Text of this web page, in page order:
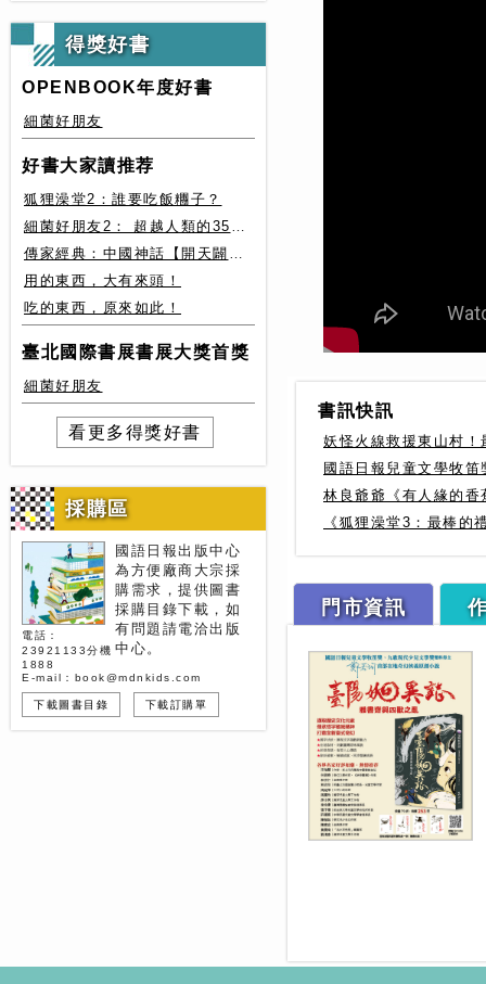
得獎好書
OPENBOOK年度好書
細菌好朋友
好書大家讀推荐
狐狸澡堂2：誰要吃飯糰子？
細菌好朋友2： 超越人類的35種細菌生存絕技
傳家經典：中國神話【開天闢地篇】盤古、女媧還有奇珍異獸
用的東西，大有來頭！
吃的東西，原來如此！
臺北國際書展書展大獎首獎
細菌好朋友
看更多得獎好書
採購區
國語日報出版中心
為方便廠商大宗採
購需求，提供圖書
採購目錄下載，如
有問題請電洽出版
中心。
電話：
23921133分機
1888
E-mail：book@mdnkids.com
下載圖書目錄 下載訂購單
書訊快訊
妖怪火線救援東山村
國語日報兒童文學牧
林良爺爺《有人緣的
《狐狸澡堂3：最棒的
門市資訊